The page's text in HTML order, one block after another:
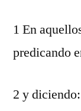
1 En
predicando
2 y